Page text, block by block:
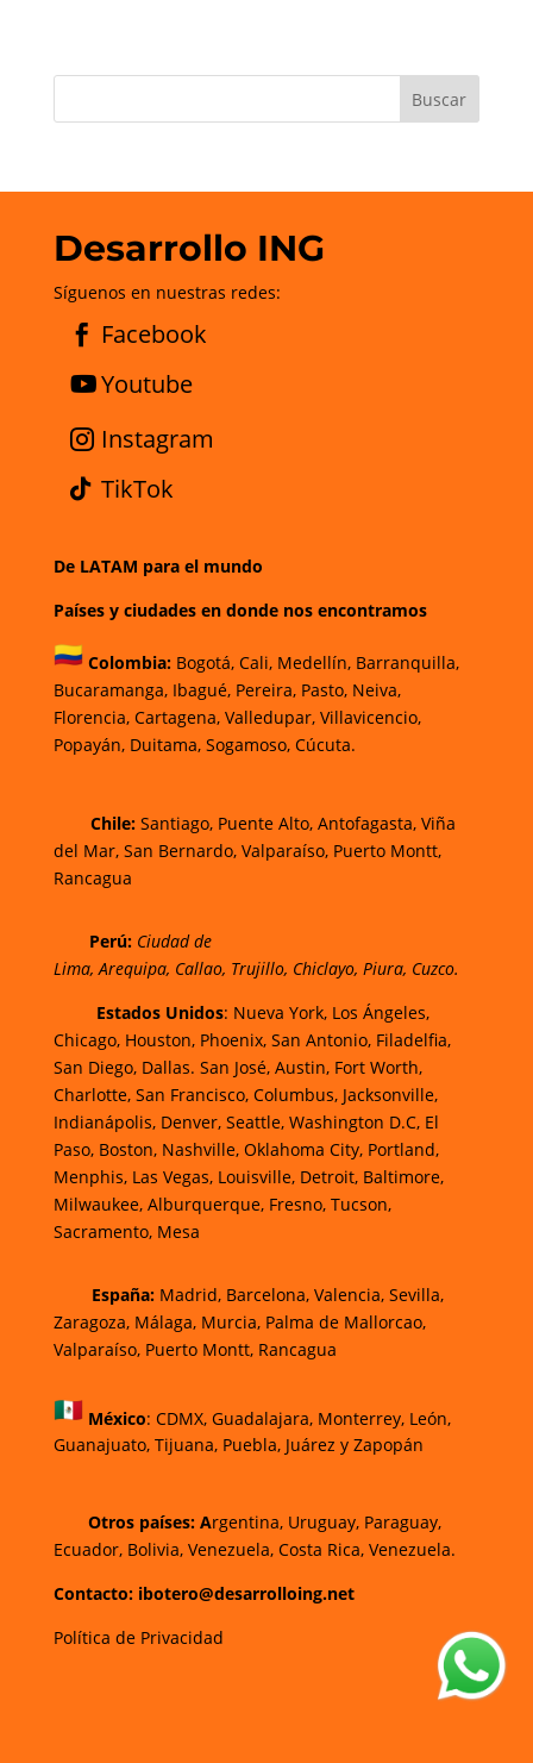
Desarrollo ING
Síguenos en nuestras redes:
Facebook
Youtube
Instagram
TikTok
De LATAM para el mundo
Países y ciudades en donde nos encontramos
Colombia: Bogotá,Cali, Medellín, Barranquilla,
Bucaramanga,Ibagué,Pereira,Pasto, Neiva,
Florencia, Cartagena, Valledupar, Villavicencio,
Popayán, Duitama, Sogamoso, Cúcuta.
Chile:Santiago, Puente Alto, Antofagasta, Viña
del Mar, San Bernardo, Valparaíso, Puerto Montt,
Rancagua
Perú: Ciudad de
Lima, Arequipa, Callao, Trujillo, Chiclayo, Piura, Cuzco.
Estados Unidos: Nueva York, Los Ángeles,
Chicago, Houston, Phoenix, San Antonio, Filadelfia,
San Diego, Dallas. San José, Austin, Fort Worth,
Charlotte, San Francisco, Columbus, Jacksonville,
Indianápolis, Denver, Seattle, Washington D.C, El
Paso, Boston, Nashville, Oklahoma City, Portland,
Menphis, Las Vegas, Louisville, Detroit, Baltimore,
Milwaukee, Alburquerque, Fresno, Tucson,
Sacramento, Mesa
España: Madrid, Barcelona, Valencia, Sevilla,
Zaragoza, Málaga, Murcia, Palma de Mallorcao,
Valparaíso, Puerto Montt, Rancagua
México: CDMX, Guadalajara, Monterrey, León,
Guanajuato, Tijuana, Puebla, Juárez y Zapopán
Otros países: Argentina, Uruguay, Paraguay,
Ecuador, Bolivia, Venezuela, Costa Rica, Venezuela.
Contacto: ibotero@desarrolloing.net
Política de Privacidad
w